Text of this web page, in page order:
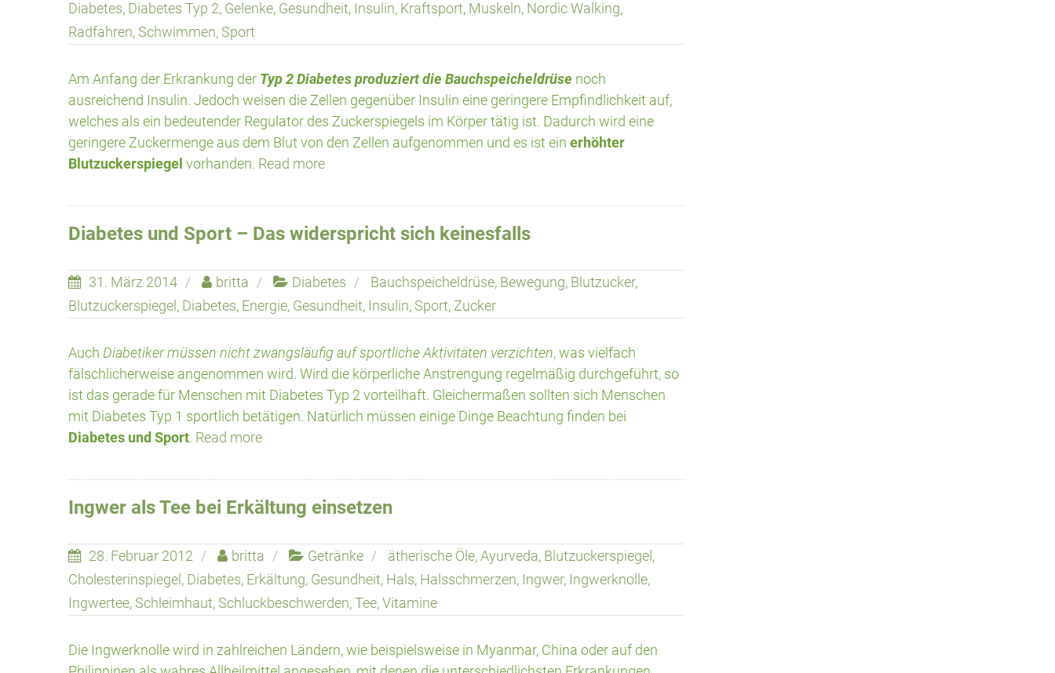
Diabetes, Diabetes Typ 2, Gelenke, Gesundheit, Insulin, Kraftsport, Muskeln, Nordic Walking,
Radfahren, Schwimmen, Sport
Am Anfang der Erkrankung der Typ 2 Diabetes produziert die Bauchspeicheldrüse noch
ausreichend Insulin. Jedoch weisen die Zellen gegenüber Insulin eine geringere Empfindlichkeit auf,
welches als ein bedeutender Regulator des Zuckerspiegels im Körper tätig ist. Dadurch wird eine
geringere Zuckermenge aus dem Blut von den Zellen aufgenommen und es ist ein erhöhter
Blutzuckerspiegel vorhanden. Read more
Diabetes und Sport – Das widerspricht sich keinesfalls
31. März 2014 britta Diabetes Bauchspeicheldrüse, Bewegung, Blutzucker,
Blutzuckerspiegel , Diabetes, Energie, Gesundheit, Insulin, Sport, Zucker
Auch Diabetiker müssen nicht zwangsläufig auf sportliche Aktivitäten verzichten, was vielfach
fälschlicherweise angenommen wird. Wird die körperliche Anstrengung regelmäßig durchgeführt, so
ist das gerade für Menschen mit Diabetes Typ 2 vorteilhaft. Gleichermaßen sollten sich Menschen
mit Diabetes Typ 1 sportlich betätigen. Natürlich müssen einige Dinge Beachtung finden bei
Diabetes und Sport. Read more
Ingwer als Tee bei Erkältung einsetzen
28. Februar 2012 britta Getränke ätherische Öle,Ayurveda, Blutzuckerspiegel ,
Cholesterinspiegel , Diabetes, Erkältung, Gesundheit, Hals, Halsschmerzen, Ingwer, Ingwerknolle,
Ingwertee, Schleimhaut, Schluckbeschwerden,Tee,Vitamine
Die Ingwerknolle wird in zahlreichen Ländern, wie beispielsweise in Myanmar, China oder auf den